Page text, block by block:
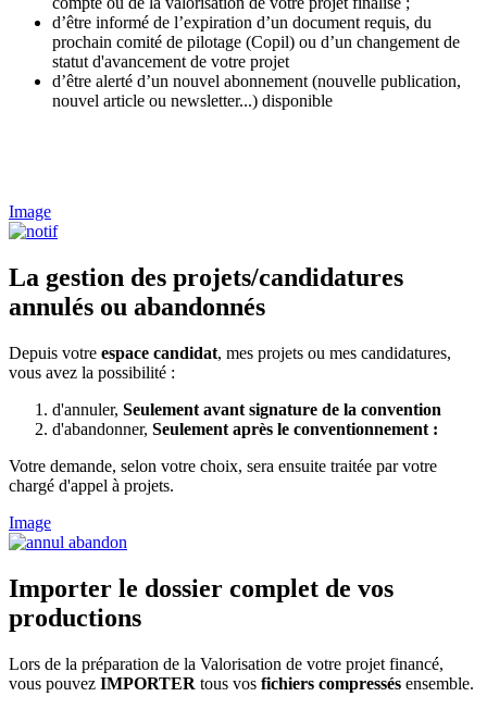
d’être informé de l’expiration d’un document requis, du
prochain comité de pilotage (Copil) ou d’un changement de
statut d'avancement de votre projet
d’être alerté d’un nouvel abonnement (nouvelle publication,
nouvel article ou newsletter...) disponible
Image
La gestion des projets/candidatures
annulés ou abandonnés
Depuis votre espace candidat, mes projets ou mes candidatures,
vous avez la possibilité :
d'annuler, Seulement avant signature de la convention
d'abandonner, Seulement après le conventionnement :
Votre demande, selon votre choix, sera ensuite traitée par votre
chargé d'appel à projets.
Image
Importer le dossier complet de vos
productions
Lors de la préparation de la Valorisation de votre projet financé,
vous pouvez IMPORTER tous vos fichiers compressés ensemble.